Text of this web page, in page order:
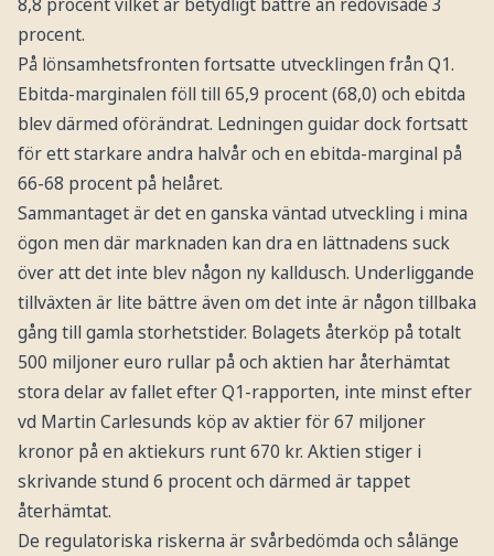
procent.
På lönsamhetsfronten fortsatte utvecklingen från Q1.
Ebitda-marginalen föll till 65,9 procent (68,0) och ebitda
blev därmed oförändrat. Ledningen guidar dock fortsatt
för ett starkare andra halvår och en ebitda-marginal på
66-68 procent på helåret.
Sammantaget är det en ganska väntad utveckling i mina
ögon men där marknaden kan dra en lättnadens suck
över att det inte blev någon ny kalldusch. Underliggande
tillväxten är lite bättre även om det inte är någon tillbaka
gång till gamla storhetstider. Bolagets återköp på totalt
500 miljoner euro rullar på och aktien har återhämtat
stora delar av fallet efter Q1-rapporten, inte minst efter
vd Martin Carlesunds köp av aktier för 67 miljoner
kronor på en aktiekurs runt 670 kr. Aktien stiger i
skrivande stund 6 procent och därmed är tappet
återhämtat.
De regulatoriska riskerna är svårbedömda och sålänge